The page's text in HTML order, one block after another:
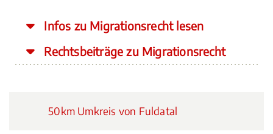
Infos zu Migrationsrecht lesen
Rechtsbeiträge zu Migrationsrecht
50km Umkreis von Fuldatal